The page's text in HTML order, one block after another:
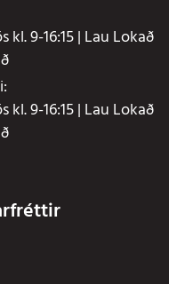
kl. 9-16:15 | Lau Lokað
kl. 9-16:15 | Lau Lokað